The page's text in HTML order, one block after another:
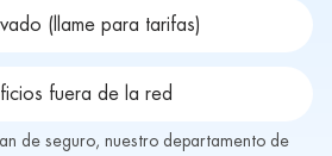
(llame para tarifas)
fuera de la red
de seguro, nuestro departamento de